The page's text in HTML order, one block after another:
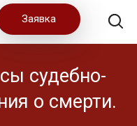
Заявка
судебно-
о смерти.